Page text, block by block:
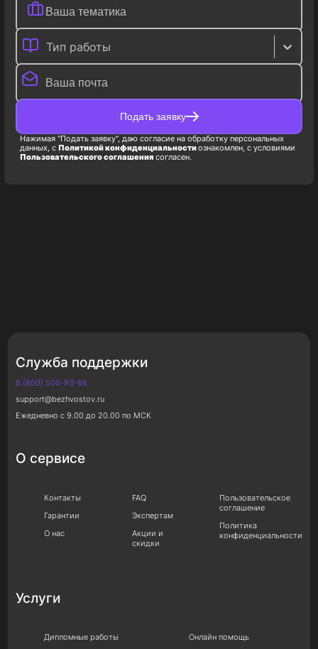
Тип работы
Подать заявку
Нажимая "Подать заявку", даю согласие на обработку персональных
данных, с Политикой конфиденциальностиознакомлен, с условиями
Пользовательского соглашения согласен.
Служба поддержки
8 (800) 500-93-66
support@bezhvostov.ru
Ежедневно с 9.00 до 20.00 по МСК
О сервисе
Контакты
Гарантии
О нас
FAQ
Экспертам
Акции и
скидки
Пользовательское
соглашение
Политика
конфиденциальности
Услуги
Дипломные работы
Онлайн помощь